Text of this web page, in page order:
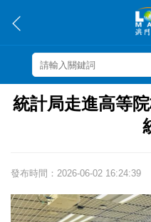
統計局走進高等
發布時間：2026-06-02 16:24:39